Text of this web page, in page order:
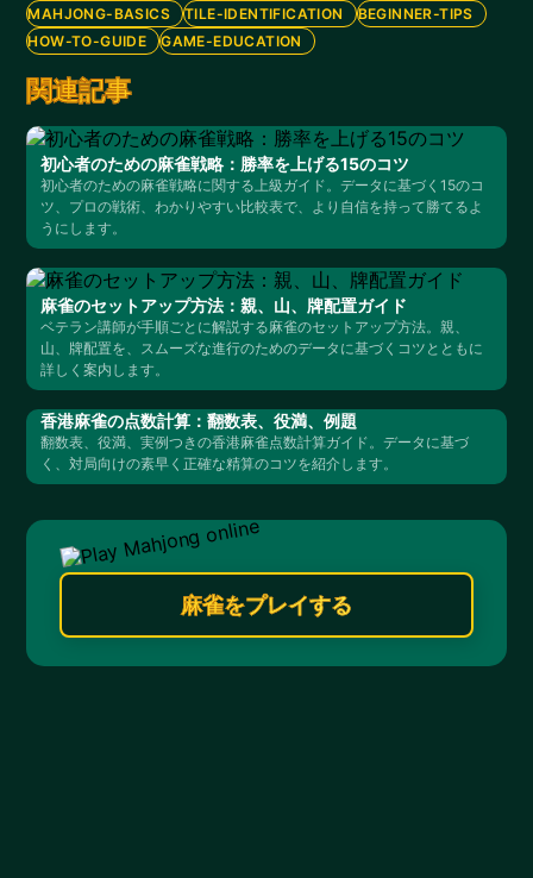
MAHJONG-BASICS TILE-IDENTIFICATION
BEGINNER-TIPS
HOW-TO-GUIDE
GAME-EDUCATION
関連記事
初心者のための麻雀戦略：勝率を上げる15のコツ
初心者のための麻雀戦略に関する上級ガイド。データに基づく15のコ
ツ、プロの戦術、わかりやすい比較表で、より自信を持って勝てるよ
うにします。
麻雀のセットアップ方法：親、山、牌配置ガイド
ベテラン講師が手順ごとに解説する麻雀のセットアップ方法。親、
山、牌配置を、スムーズな進行のためのデータに基づくコツとともに
詳しく案内します。
香港麻雀の点数計算：翻数表、役満、例題
翻数表、役満、実例つきの香港麻雀点数計算ガイド。データに基づ
く、対局向けの素早く正確な精算のコツを紹介します。
麻雀をプレイする